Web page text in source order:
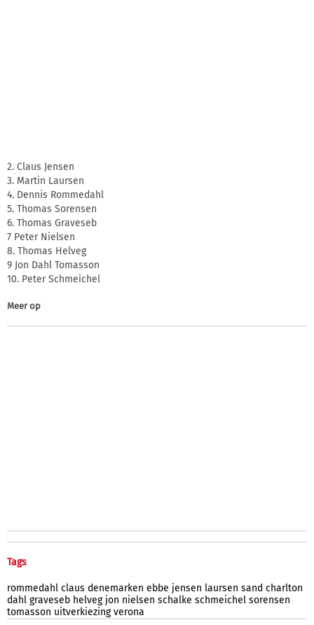
2. Claus Jensen
3. Martin Laursen
4. Dennis Rommedahl
5. Thomas Sorensen
6. Thomas Graveseb
7 Peter Nielsen
8. Thomas Helveg
9 Jon Dahl Tomasson
10. Peter Schmeichel
Meer op
Tags
rommedahl claus denemarken ebbe jensen laursen sand charlton
dahl graveseb helveg jon nielsen schalke schmeichel sorensen
tomasson uitverkiezing verona